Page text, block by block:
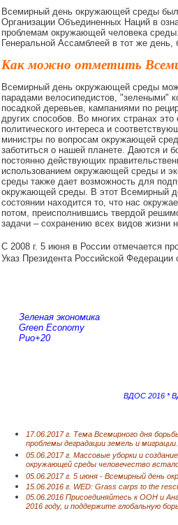
Всемирный день окружающей среды
Организации Объединенных Наций в
проблемам окружающей человека
Генеральной Ассамблеей в тот же
Как можно отметить
Всемирный день окружающей среды
парадами велосипедистов, "зелеными"
посадкой деревьев, кампаниями по
других способов. Во многих странах
политического интереса и
министры по вопросам окружающей
заботиться о нашей планете. Даются и
постоянно действующих
использованием окружающей среды и
среды также дает возможность для
окружающей среды. В этот Всемирный
состоянии находится то, что нас
потом, преисполнившись твердой
задачи – сохранению всех видов жизни
С 2008 г. 5 июня в России отмечается
Указ Президента Российской
Зеленая экономика
Green Economy
Рио+20
ВДОС 2016*
17.06.2017 г. Тема Всемирного дня
проблемы деградации земель и миграции.
05.06.2017 г. Массовые уборки и
окружающей среды человечество
05.06.2017 г. 5 июня - Всемирный день
15.06.2016 г. WED: Grass carps to the
05.06.2016 Присоединяйтесь к ООН и
2016 году, и поддержите глобальную